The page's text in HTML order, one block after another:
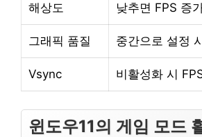
해상도 낮추면 FPS 증
그래픽 품질 중간으로 설정
Vsync 비활성화 시
윈도우11의 게임 모드